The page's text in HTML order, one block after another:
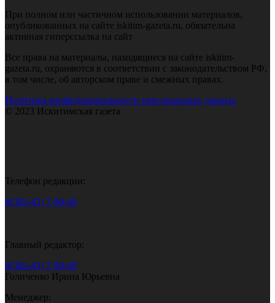
При полном или частичном использовании материалов,
опубликованных на сайте iskitim-gazeta.ru, обязательна
активная гиперссылка на сайт
Все права на материалы, находящиеся на сайте iskitim-
gazeta.ru, охраняются в соответствии с законодательством РФ,
в том числе, об авторском праве и смежных правах.
Политика конфиденциальности персональных данных
© 2023 Искитимская газета
Телефон редакции:
8(383-43) 7-90-60
Главный редактор:
8(383-43) 7-90-60
Голиченко Ирина Юрьевна
Менеджер: